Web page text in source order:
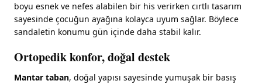
boyu esnek ve nefes alabilen bir his verirken cırtlı tasarım
sayesinde çocuğun ayağına kolayca uyum sağlar. Böylece
sandaletin konumu gün içinde daha stabil kalır.
Ortopedik konfor, doğal destek
Mantar taban, doğal yapısı sayesinde yumuşak bir basış